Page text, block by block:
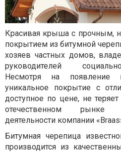
Красивая крыша с прочным,
покрытием из битумной
хозяев частных домов,
руководителей
Несмотря на появление
уникальное покрытие с
доступное по цене, не
отечественном рынке
деятельности компании
Битумная черепица
производится из